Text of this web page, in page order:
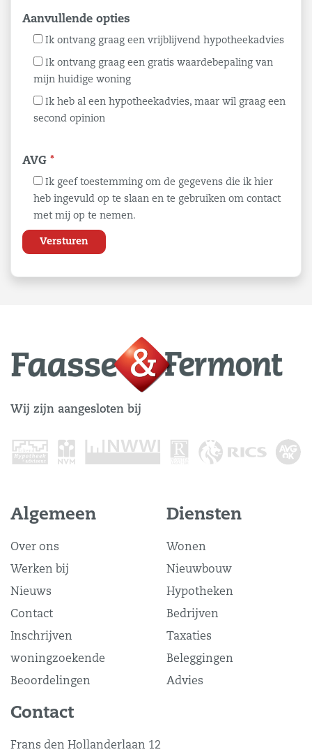
Aanvullende opties
Ik ontvang graag een vrijblijvend hypotheekadvies
Ik ontvang graag een gratis waardebepaling van
mijn huidige woning
Ik heb al een hypotheekadvies, maar wil graag een
second opinion
AVG *
Ik geef toestemming om de gegevens die ik hier
heb ingevuld op te slaan en te gebruiken om contact
met mij op te nemen.
Wij zijn aangesloten bij
Algemeen
Over ons
Werken bij
Nieuws
Contact
Inschrijven
woningzoekende
Beoordelingen
Diensten
Wonen
Nieuwbouw
Hypotheken
Bedrijven
Taxaties
Beleggingen
Advies
Contact
Frans den Hollanderlaan 12